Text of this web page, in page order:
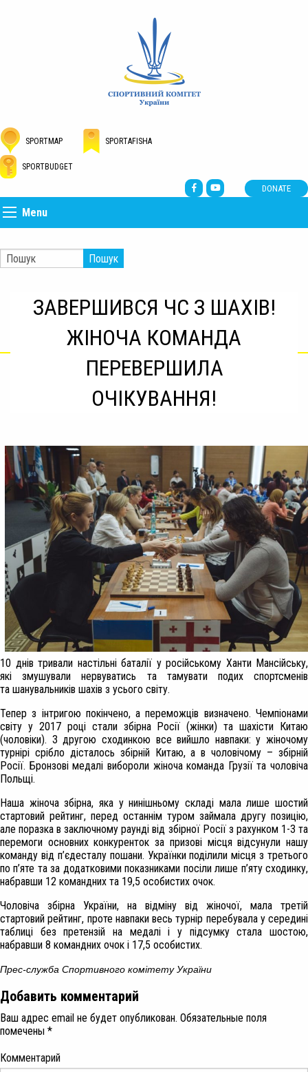
SPORTMAP SPORTAFISHA
SPORTBUDGET
DONATE
Menu
Пошук
ЗАВЕРШИВСЯ ЧС З ШАХІВ!
ЖІНОЧА КОМАНДА
ПЕРЕВЕРШИЛА
ОЧІКУВАННЯ!
10 днів тривали настільні баталії у російському Ханти Мансійську,
які змушували нервуватись та тамувати подих спортсменів
та шанувальників шахів з усього світу.
Тепер з інтригою покінчено, а переможців визначено. Чемпіонами
світу у 2017 році стали збірна Росії (жінки) та шахісти Китаю
(чоловіки). З другою сходинкою все вийшло навпаки: у жіночому
турнірі срібло дісталось збірній Китаю, а в чоловічому – збірній
Росії. Бронзові медалі вибороли жіноча команда Грузії та чоловіча
Польщі.
Наша жіноча збірна, яка у нинішньому складі мала лише шостий
стартовий рейтинг, перед останнім туром займала другу позицію,
але поразка в заключному раунді від збірної Росії з рахунком 1-3 та
перемоги основних конкуренток за призові місця відсунули нашу
команду від п’єдесталу пошани. Українки поділили місця з третього
по п’яте та за додатковими показниками посіли лише п’яту сходинку,
набравши 12 командних та 19,5 особистих очок.
Чоловіча збірна України, на відміну від жіночої, мала третій
стартовий рейтинг, проте навпаки весь турнір перебувала у середині
таблиці без претензій на медалі і у підсумку стала шостою,
набравши 8 командних очок і 17,5 особистих.
Прес-служба Спортивного комітету України
Добавить комментарий
Ваш адрес email не будет опубликован. Обязательные поля
помечены *
Комментарий